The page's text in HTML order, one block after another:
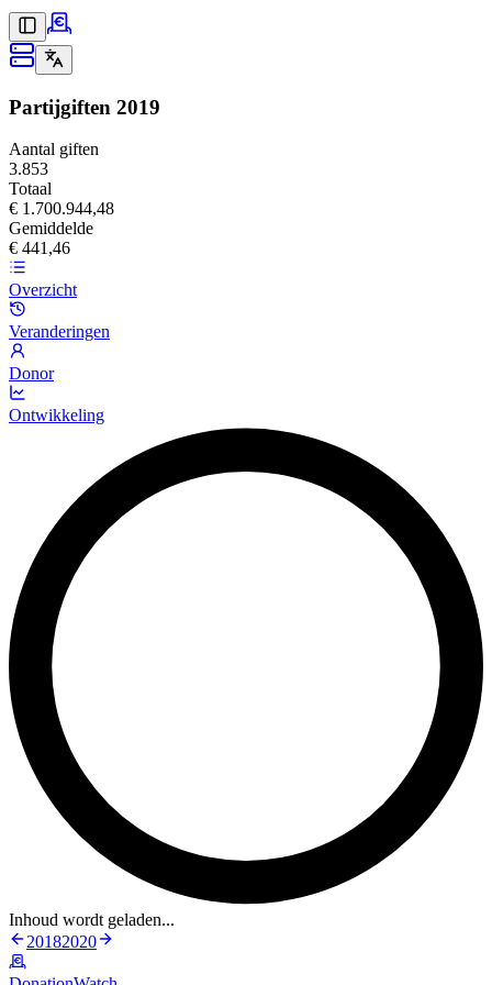
Partijgiften 2019
Aantal giften
3.853
Totaal
€ 1.700.944,48
Gemiddelde
€ 441,46
Overzicht
Veranderingen
Donor
Ontwikkeling
Inhoud wordt geladen...
20182020